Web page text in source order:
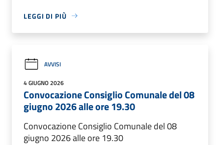
LEGGI DI PIÙ
AVVISI
4 GIUGNO 2026
Convocazione Consiglio Comunale del 08
giugno 2026 alle ore 19.30
Convocazione Consiglio Comunale del 08
giugno 2026 alle ore 19.30